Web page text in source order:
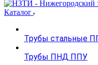
Каталог
Трубы стальные
Трубы ПНД ППУ